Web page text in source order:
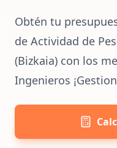
Obtén tu
de Actividad de
(Bizkaia) con los
Ingenieros